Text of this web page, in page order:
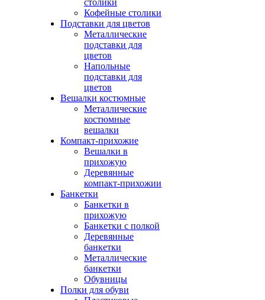
столики
Кофейные столики
Подставки для цветов
Металлические
подставки для
цветов
Напольные
подставки для
цветов
Вешалки костюмные
Металлические
костюмные
вешалки
Компакт-прихожие
Вешалки в
прихожую
Деревянные
компакт-прихожии
Банкетки
Банкетки в
прихожую
Банкетки с полкой
Деревянные
банкетки
Металлические
банкетки
Обувницы
Полки для обуви